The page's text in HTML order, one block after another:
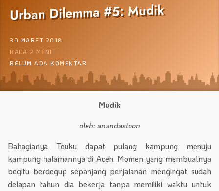
Urban Dilemma #5: Mudik
30 MARET 2018
BACA 2 MENIT
BELUM ADA KOMENTAR
Mudik
oleh: anandastoon
Bahagianya Teuku dapat pulang kampung menuju
kampung halamannya di Aceh. Momen yang membuatnya
begitu berdegup sepanjang perjalanan mengingat sudah
delapan tahun dia bekerja tanpa memiliki waktu untuk